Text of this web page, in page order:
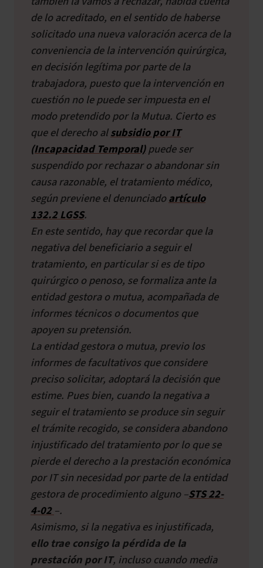
de lo acreditado, en el sentido de haberse
solicitado una nueva valoración acerca de la
conveniencia de la intervención quirúrgica,
en decisión legítima por parte de la
trabajadora, puesto que la intervención en
cuestión no le puede ser impuesta en el
modo pretendido por la Mutua. Cierto es
que el derecho alsubsidio por IT
(Incapacidad Temporal)puede ser
suspendido por rechazar o abandonar sin
causa razonable, el tratamiento médico,
según previene el denunciadoartículo
132.2 LGSS.
En este sentido, hay que recordar que la
negativa del beneficiario a seguir el
tratamiento, en particular si es de tipo
quirúrgico o penoso, se formaliza ante la
entidad gestora o mutua, acompañada de
informes técnicos o documentos que
apoyen su pretensión.
La entidad gestora o mutua, previo los
informes de facultativos que considere
preciso solicitar, adoptará la decisión que
estime. Pues bien, cuando la negativa a
seguir el tratamiento se produce sin seguir
el trámite recogido, se considera abandono
injustificado del tratamiento por lo que se
pierde el derecho a la prestación económica
por IT sin necesidad por parte de la entidad
gestora de procedimiento alguno –STS 22-
4-02–.
Asimismo, si la negativa es injustificada,
ello trae consigo la pérdida de la
prestación por IT, incluso cuando media